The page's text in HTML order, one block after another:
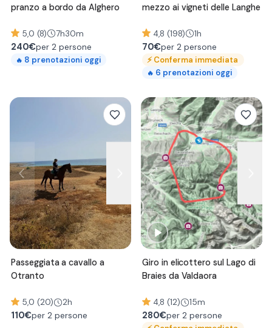
pranzo a bordo da Alghero
5,0 (8) 7h30m
240€per 2 persone
🔥 8 prenotazioni oggi
mezzo ai vigneti delle Langhe
4,8 (198) 1h
70€per 2 persone
⚡Conferma immediata
🔥 6 prenotazioni oggi
Passeggiata a cavallo a
Otranto
5,0 (20) 2h
110€per 2 persone
Giro in elicottero sul Lago di
Braies da Valdaora
4,8 (12) 15m
280€per 2 persone